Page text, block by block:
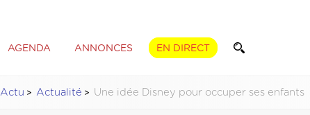
AGENDA ANNONCES EN DIRECT
Actu Actualité Une idée Disney pour occuper ses enfants